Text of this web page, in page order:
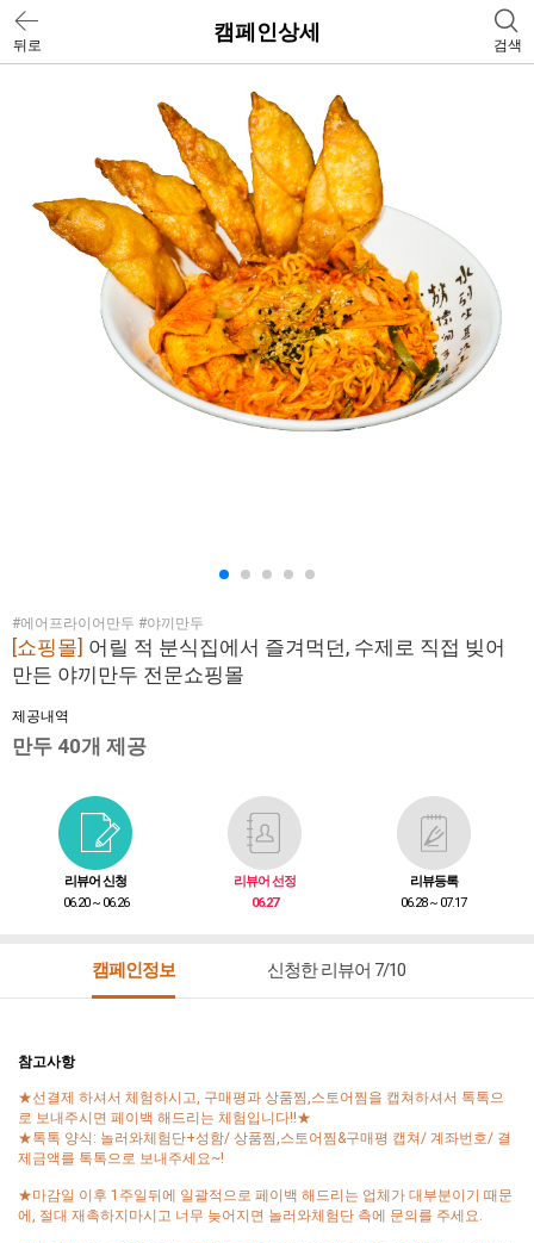
뒤로
캠페인상세
검색
#에어프라이어만두 #야끼만두
[쇼핑몰] 어릴 적 분식집에서 즐겨먹던, 수제로 직접 빚어
만든 야끼만두 전문쇼핑몰
제공내역
만두 40개 제공
리뷰어 신청
06.20 ~ 06.26
리뷰어 선정
06.27
리뷰등록
06.28 ~ 07.17
캠페인정보 신청한 리뷰어 7/10
참고사항
★선결제 하셔서 체험하시고, 구매평과 상품찜,스토어찜을 캡쳐하셔서 톡톡으
로 보내주시면 페이백 해드리는 체험입니다!!★
★톡톡 양식: 놀러와체험단+성함/ 상품찜,스토어찜&구매평 캡쳐/ 계좌번호/ 결
제금액를 톡톡으로 보내주세요~!
★마감일 이후 1주일뒤에 일괄적으로 페이백 해드리는 업체가 대부분이기 때문
에, 절대 재촉하지마시고 너무 늦어지면 놀러와체험단 측에 문의를 주세요.